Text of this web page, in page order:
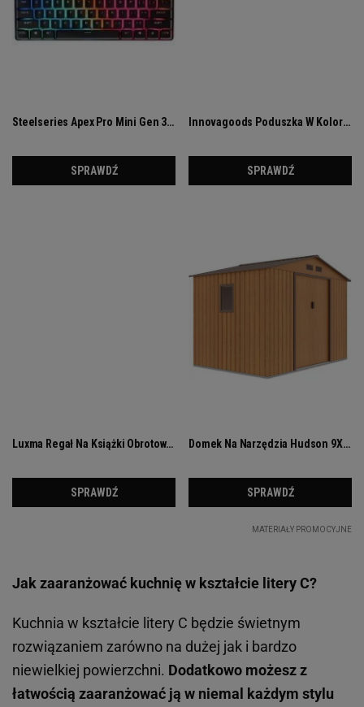
Jak zaaranżować kuchnię w kształcie litery C?
Kuchnia w kształcie litery C będzie świetnym
rozwiązaniem zarówno na dużej jak i bardzo
niewielkiej powierzchni. Dodatkowo możesz z
łatwością zaaranżować ją w niemal każdym stylu